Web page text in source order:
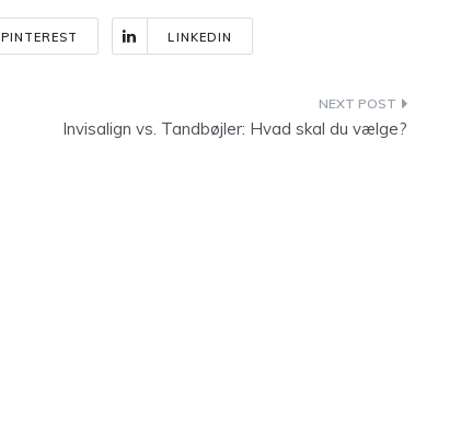
PINTEREST LINKEDIN
Invisalign vs. Tandbøjler: Hvad skal du vælge?